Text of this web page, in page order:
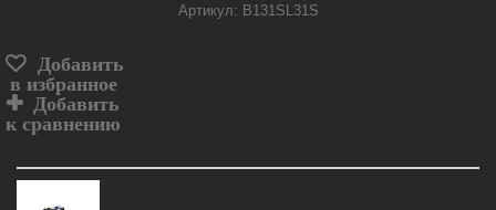
Артикул: B131SL31S
Добавить
в избранное
Добавить
к сравнению